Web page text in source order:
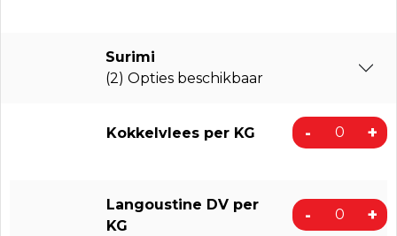
Surimi
(2) Opties beschikbaar
Kokkelvlees per KG - +
Langoustine DV per
KG
- +